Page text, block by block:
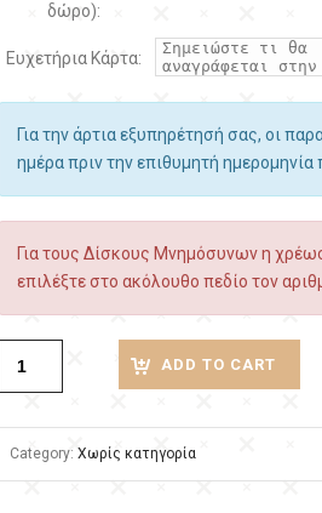
δώρο):
Ευχετήρια Κάρτα:
Για την άρτια εξυπηρέτησή σας, οι
ημέρα πριν την επιθυμητή
Για τους Δίσκους Μνημόσυνων η
επιλέξτε στο ακόλουθο πεδίο τον
ADD TO CART
Category: Χωρίς κατηγορία